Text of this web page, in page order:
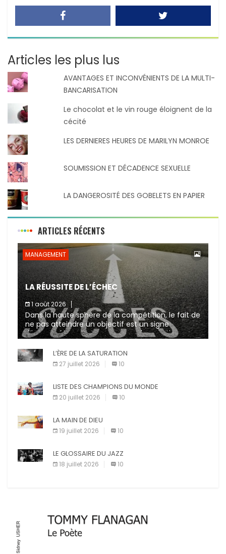
Articles les plus lus
AVANTAGES ET INCONVÉNIENTS DE LA MULTI-
BANCARISATION
Le chocolat et le vin rouge éloignent de la
cécité
LES DERNIERES HEURES DE MARILYN MONROE
SOUMISSION ET DÉCADENCE SEXUELLE
LA DANGEROSITÉ DES GOBELETS EN PAPIER
ARTICLES RÉCENTS
MANAGEMENT
LA RÉUSSITE DE L’ÉCHEC
1 août 2026
Dans la haute sphère de la compétition, le fait de
ne pas atteindre un objectif est un signe
d’incompétence et une source de sanctions
diverses (avertissement, […]
L’ÈRE DE LA SATURATION
27 juillet 2026 10
LISTE DES CHAMPIONS DU MONDE
20 juillet 2026 10
LA MAIN DE DIEU
19 juillet 2026 10
LE GLOSSAIRE DU JAZZ
18 juillet 2026 10